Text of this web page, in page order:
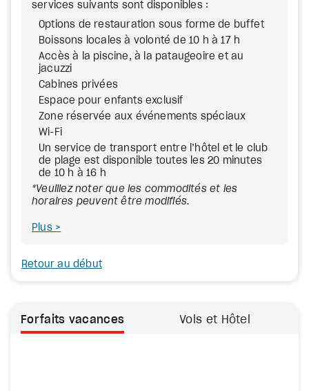
services suivants sont disponibles :
Options de restauration sous forme de buffet
Boissons locales à volonté de 10 h à 17 h
Accès à la piscine, à la pataugeoire et au
jacuzzi
Cabines privées
Espace pour enfants exclusif
Zone réservée aux événements spéciaux
Wi-Fi
Un service de transport entre l’hôtel et le club
de plage est disponible toutes les 20 minutes
de 10 h à 16 h
*Veuillez noter que les commodités et les
horaires peuvent être modifiés.
Plus
Retour au début
Forfaits vacances Vols et Hôtel